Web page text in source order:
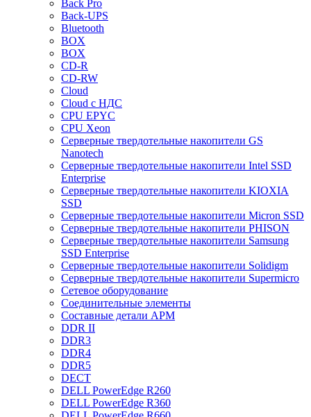
Back Pro
Back-UPS
Bluetooth
BOX
BOX
CD-R
CD-RW
Cloud
Cloud с НДС
CPU EPYC
CPU Xeon
Cерверные твердотельные накопители GS
Nanotech
Cерверные твердотельные накопители Intel SSD
Enterprise
Cерверные твердотельные накопители KIOXIA
SSD
Cерверные твердотельные накопители Micron SSD
Cерверные твердотельные накопители PHISON
Cерверные твердотельные накопители Samsung
SSD Enterprise
Cерверные твердотельные накопители Solidigm
Cерверные твердотельные накопители Supermicro
Cетевое оборудование
Cоединительные элементы
Cоставные детали АРМ
DDR II
DDR3
DDR4
DDR5
DECT
DELL PowerEdge R260
DELL PowerEdge R360